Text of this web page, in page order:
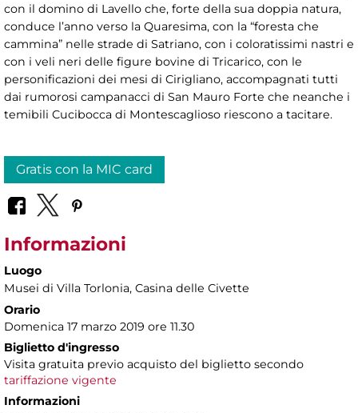
con il domino di Lavello che, forte della sua doppia natura,
conduce l’anno verso la Quaresima, con la “foresta che
cammina” nelle strade di Satriano, con i coloratissimi nastri e
con i veli neri delle figure bovine di Tricarico, con le
personificazioni dei mesi di Cirigliano, accompagnati tutti
dai rumorosi campanacci di San Mauro Forte che neanche i
temibili Cucibocca di Montescaglioso riescono a tacitare.
Gratis con la MIC card
Informazioni
Luogo
Musei di Villa Torlonia, Casina delle Civette
Orario
Domenica 17 marzo 2019 ore 11.30
Biglietto d'ingresso
Visita gratuita previo acquisto del biglietto secondo
tariffazione vigente
Informazioni